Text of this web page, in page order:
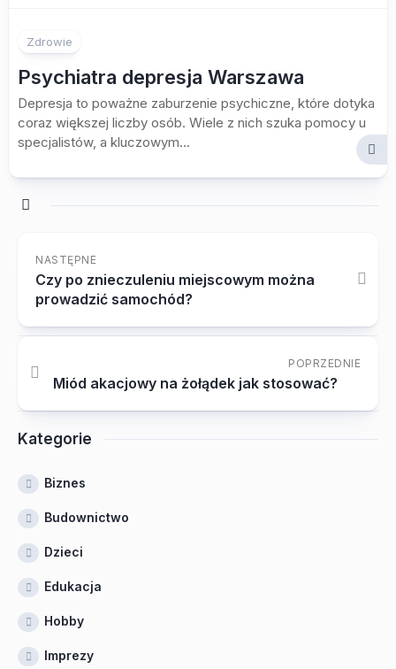
Zdrowie
Psychiatra depresja Warszawa
Depresja to poważne zaburzenie psychiczne, które dotyka
coraz większej liczby osób. Wiele z nich szuka pomocy u
specjalistów, a kluczowym...
NASTĘPNE
Czy po znieczuleniu miejscowym można
prowadzić samochód?
POPRZEDNIE
Miód akacjowy na żołądek jak stosować?
Kategorie
Biznes
Budownictwo
Dzieci
Edukacja
Hobby
Imprezy